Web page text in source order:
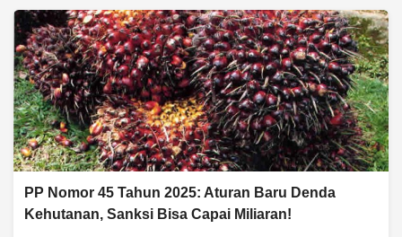
PP Nomor 45 Tahun 2025: Aturan Baru Denda
Kehutanan, Sanksi Bisa Capai Miliaran!